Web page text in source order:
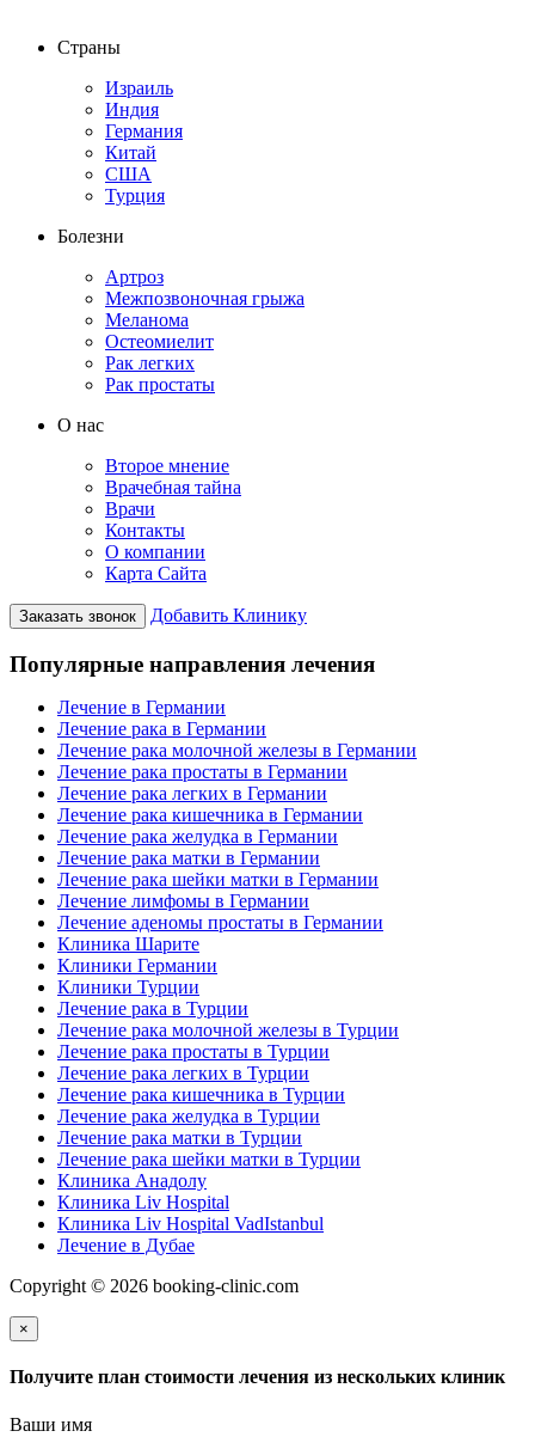
Страны
Израиль
Индия
Германия
Китай
США
Турция
Болезни
Артроз
Межпозвоночная грыжа
Меланома
Остеомиелит
Рак легких
Рак простаты
О нас
Второе мнение
Врачебная тайна
Врачи
Контакты
О компании
Карта Сайта
Заказать звонок Добавить Клинику
Популярные направления лечения
Лечение в Германии
Лечение рака в Германии
Лечение рака молочной железы в Германии
Лечение рака простаты в Германии
Лечение рака легких в Германии
Лечение рака кишечника в Германии
Лечение рака желудка в Германии
Лечение рака матки в Германии
Лечение рака шейки матки в Германии
Лечение лимфомы в Германии
Лечение аденомы простаты в Германии
Клиника Шарите
Клиники Германии
Клиники Турции
Лечение рака в Турции
Лечение рака молочной железы в Турции
Лечение рака простаты в Турции
Лечение рака легких в Турции
Лечение рака кишечника в Турции
Лечение рака желудка в Турции
Лечение рака матки в Турции
Лечение рака шейки матки в Турции
Клиника Анадолу
Клиника Liv Hospital
Клиника Liv Hospital VadIstanbul
Лечение в Дубае
Copyright © 2026 booking-clinic.com
×
Получите план стоимости лечения из нескольких клиник
Ваши имя